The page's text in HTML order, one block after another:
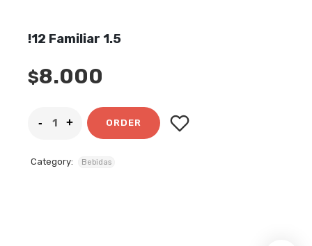
!12 Familiar 1.5
$8.000
ORDER
Category: Bebidas